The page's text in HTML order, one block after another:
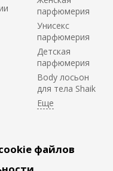
парфюмерия
Унисекс
парфюмерия
Детская
парфюмерия
Body лосьон
для тела Shaik
файлов